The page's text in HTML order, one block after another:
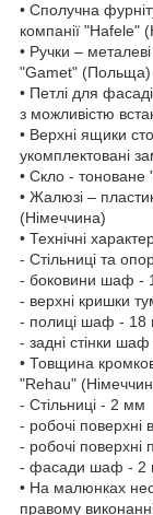
• Сполучна
компанії "Hafele"
• Ручки –
"Gamet" (Польща)
• Петлі для
з можливістю
• Верхні ящики
укомплектовані
• Скло - тоноване
• Жалюзі –
(Німеччина)
• Технічні
- Стільниці та
- боковини шаф -
- верхні кришки
- полиці шаф - 18
- задні стінки
• Товщина
"Rehau"
- Стільниці - 2 мм
- робочі
- робочі
- фасади шаф - 2
• На малюнках
правому